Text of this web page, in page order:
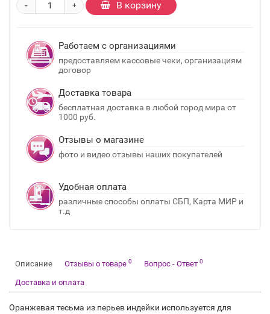
+
- В корзину
Работаем с организациями
предоставляем кассовые чеки, организациям
договор
Доставка товара
бесплатная доставка в любой город мира от
1000 руб.
Отзывы о магазине
фото и видео отзывы наших покупателей
Удобная оплата
различные способы оплаты СБП, Карта МИР и
т.д
Описание Отзывы о товаре 0 Вопрос - Ответ 0
Доставка и оплата
Оранжевая тесьма из перьев индейки используется для